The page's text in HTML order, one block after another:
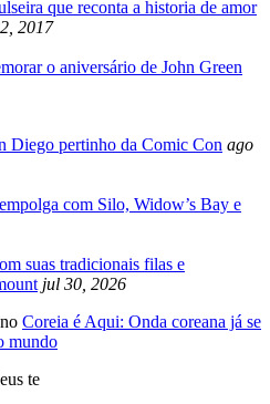
que reconta a historia de amor
2017
o aniversário de John Green
Diego pertinho da Comic Con ago
com Silo, Widow’s Bay e
suas tradicionais filas e
jul 30, 2026
Coreia é Aqui: Onda coreana já se
mundo
te